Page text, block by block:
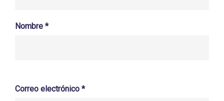
Nombre *
Correo electrónico *